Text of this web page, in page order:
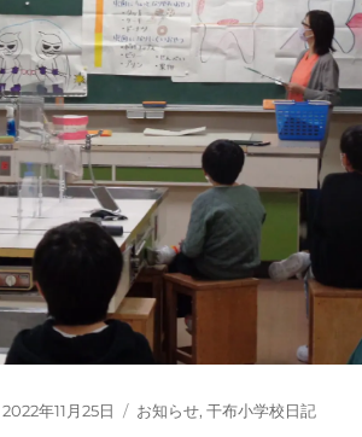
投
2022年11月25日
カ
お知らせ,干布小学校日記